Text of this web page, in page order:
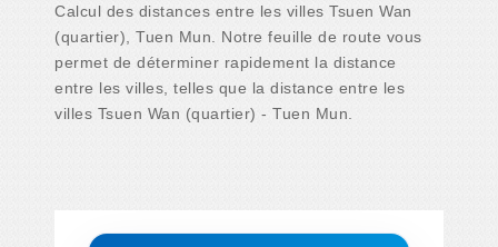
Calcul des distances entre les villes Tsuen Wan
(quartier), Tuen Mun. Notre feuille de route vous
permet de déterminer rapidement la distance
entre les villes, telles que la distance entre les
villes Tsuen Wan (quartier) - Tuen Mun.